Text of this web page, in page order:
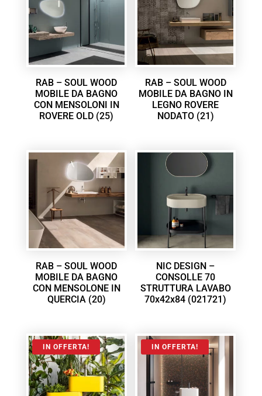
RAB – SOUL WOOD
MOBILE DA BAGNO
CON MENSOLONI IN
ROVERE OLD (25)
RAB – SOUL WOOD
MOBILE DA BAGNO IN
LEGNO ROVERE
NODATO (21)
RAB – SOUL WOOD
MOBILE DA BAGNO
CON MENSOLONE IN
QUERCIA (20)
NIC DESIGN –
CONSOLLE 70
STRUTTURA LAVABO
70x42x84 (021721)
IN OFFERTA! IN OFFERTA!